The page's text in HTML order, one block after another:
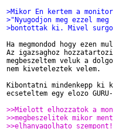
>Mikor En kertem a
>"Nyugodjon meg ezzel
>bontottak ki. Mivel
Ha megmondod hogy
Az igazsaghoz
megbeszeltem veluk a
nem kiveteleztek velem.
Kibontatni mindenkepp ki
ecseteltem egy elozo
>>Mielott elhozzatok a
>>megbeszelitek mikor
>>elhanyagolhato